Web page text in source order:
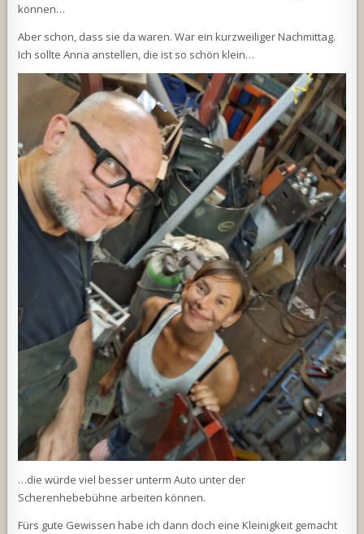
können…
Aber schon, dass sie da waren. War ein kurzweiliger Nachmittag.
Ich sollte Anna anstellen, die ist so schön klein…
…die würde viel besser unterm Auto unter der
Scherenhebebühne arbeiten können.
Fürs gute Gewissen habe ich dann doch eine Kleinigkeit gemacht